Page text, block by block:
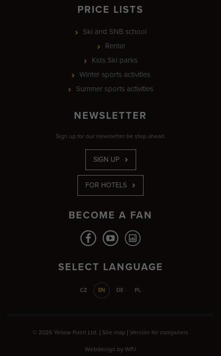
PRICE LISTS
Ski and SNB school
Rental
Kids Ski parks
Winter sports activities
Summer sports activities
NEWSLETTER
Sign up for our newsletter be step ahead.
SIGN UP
FOR HOTELS
BECOME A FAN
SELECT LANGUAGE
CZ EN DE PL
© 2026 Yellow Point Ltd. | Site map Version for computers
Webdesign by WPJ